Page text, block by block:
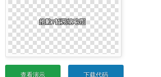
查看演示 下载代码